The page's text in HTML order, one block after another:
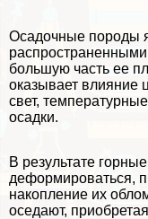
Осадочные породы
большую часть ее
оказывает влияние
свет,
осадки.
В результате
деформироваться,
накопление их
оседают,